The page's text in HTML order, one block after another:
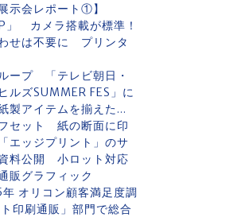
示会レポート①】
」 カメラ搭載が標準！
せは不要に プリンタ
ープ 「テレビ朝日・
ルズSUMMER FES」に
アイテムを揃えた...
セット 紙の断面に印
エッジプリント」のサ
料公開 小ロット対応
販グラフィック
年 オリコン顧客満足度調
印刷通販」部門で総合